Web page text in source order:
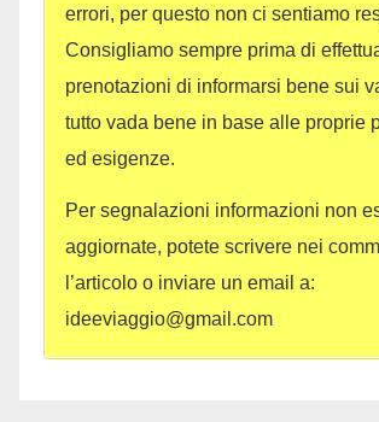
errori, per questo non ci sentiamo
Consigliamo sempre prima di
prenotazioni di informarsi bene sui
tutto vada bene in base alle proprie
ed esigenze.
Per segnalazioni informazioni non
aggiornate, potete scrivere nei
l’articolo o inviare un email a:
ideeviaggio@gmail.com